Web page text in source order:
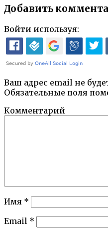
Добавить
Войти используя:
Ваш адрес email не
Обязательные поля
Комментарий
Имя *
Email *